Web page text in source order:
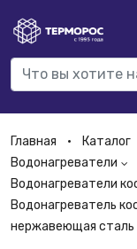
Главная Каталог
Водонагреватели
Водонагреватели
Водонагреватель
нержавеющая сталь